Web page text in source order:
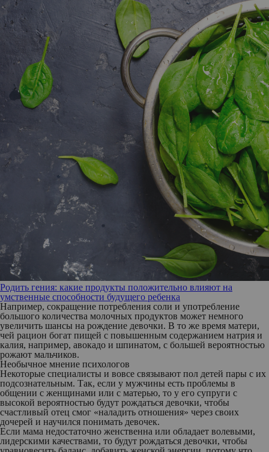
Родить гения: какие продукты положительно влияют на
умственные способности будущего ребенка
Например, сокращение потребления соли и употребление
большого количества молочных продуктов может немного
увеличить шансы на рождение девочки. В то же время матери,
чей рацион богат пищей с повышенным содержанием натрия и
калия, например, авокадо и шпинатом, с большей вероятностью
рожают мальчиков.
Необычное мнение психологов
Некоторые специалисты и вовсе связывают пол детей пары с их
подсознательным. Так, если у мужчины есть проблемы в
общении с женщинами или с матерью, то у его супруги с
высокой вероятностью будут рождаться девочки, чтобы
счастливый отец смог «наладить отношения» через своих
дочерей и научился понимать девочек.
Если мама недостаточно женственна или обладает волевыми,
лидерскими качествами, то будут рождаться девочки, чтобы